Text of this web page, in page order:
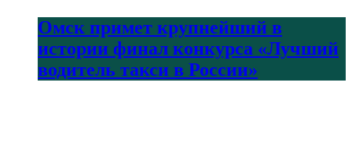
Омск примет крупнейший в
истории финал конкурса «Лучший
водитель такси в России»